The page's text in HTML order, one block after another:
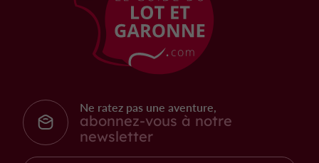
Ne ratez pas une aventure,
abonnez-vous à notre
newsletter